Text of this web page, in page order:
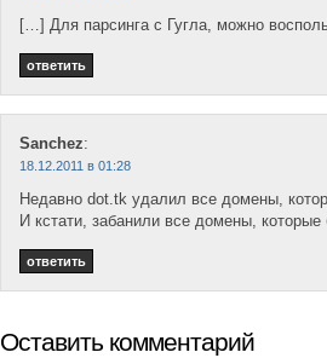
[…] Для парсинга с Гугла, можно
ответить
Sanchez:
18.12.2011 в 01:28
Недавно dot.tk удалил все домены,
И кстати, забанили все домены,
ответить
Оставить комментарий